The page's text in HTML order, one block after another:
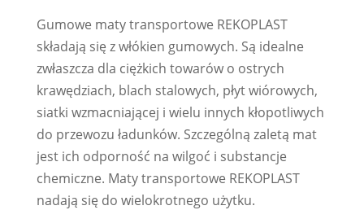
Gumowe maty transportowe REKOPLAST
składają się z włókien gumowych. Są idealne
zwłaszcza dla ciężkich towarów o ostrych
krawędziach, blach stalowych, płyt wiórowych,
siatki wzmacniającej i wielu innych kłopotliwych
do przewozu ładunków. Szczególną zaletą mat
jest ich odporność na wilgoć i substancje
chemiczne. Maty transportowe REKOPLAST
nadają się do wielokrotnego użytku.